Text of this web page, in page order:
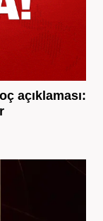
açıklaması: